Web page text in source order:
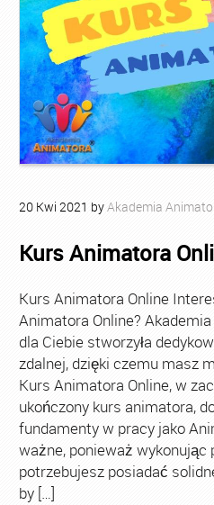
20 Kwi 2021 byAkademia
Kurs Animatora
Kurs Animatora Online
Animatora Online?
dla Ciebie stworzyła
zdalnej, dzięki czemu masz
Kurs Animatora Online, w
ukończony kurs animatora,
fundamenty w pracy jako
ważne, ponieważ wykonując
potrzebujesz posiadać
by […]